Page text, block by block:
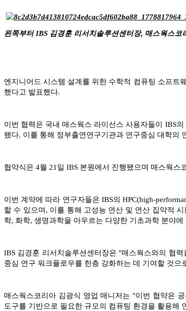
왼쪽부터 IBS 김경훈 리서치솔루션센터장, 매스웍스코
엔지니어드 시스템 설계를 위한 수학적 컴퓨팅 소프트
했다고 발표했다.
이번 협력은 국내 매스웍스 라이선스 사용자들이 IBS
됐다. 이를 통해 정부출연연구기관과 연구중심 대학의
협약식은 4월 21일 IBS 본원에서 진행됐으며 매스웍
이번 계약에 따라 연구자들은 IBS의 HPC(high-
할 수 있으며, 이를 통해 고성능 연산 및 연산 집약적
학, 화학, 생명과학을 아우르는 다양한 기초과학 분야
IBS 김경훈 리서치솔루션센터장은 "매스웍스와의 협
중심 연구 워크플로우를 한층 강화하는 데 기여할 것으
매스웍스코리아 김광식 영업 매니저는 "이번 협약은
도구를 기반으로 필요한 규모의 컴퓨팅 환경을 활용해